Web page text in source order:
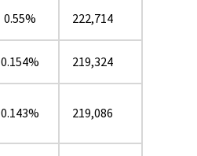
0.55% 222,714
0.154% 219,324
0.143% 219,086